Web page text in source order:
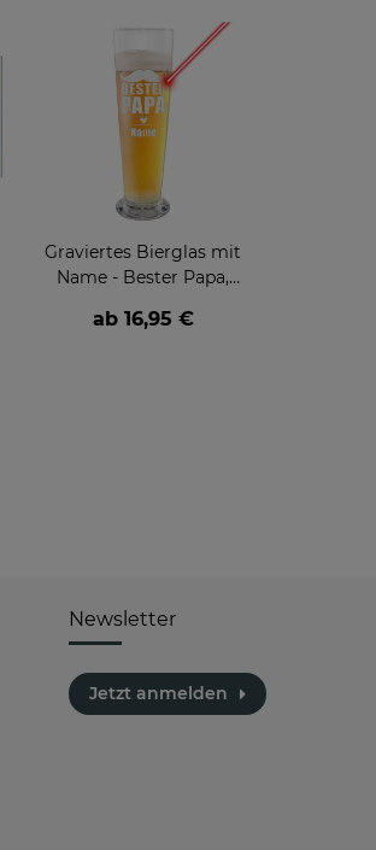
Graviertes Bierglas mit
Name - Bester Papa,
ab 16,95 €
Newsletter
Jetzt anmelden